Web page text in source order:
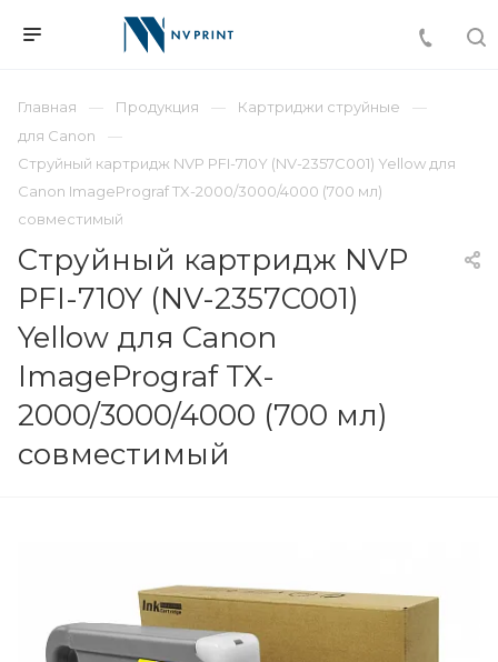
Главная Продукция
Картриджи струйные
для Canon
Струйный картридж NVP PFI-710Y (NV-2357C001) Yellow для
Canon ImagePrograf TX-2000/3000/4000 (700 мл)
совместимый
Струйный картридж NVP
PFI-710Y (NV-2357C001)
Yellow для Canon
ImagePrograf TX-
2000/3000/4000 (700 мл)
совместимый